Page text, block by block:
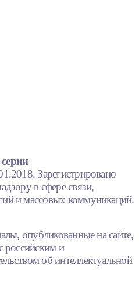
Зарегистрировано
в сфере связи,
и массовых коммуникаций.
опубликованные на сайте,
российским и
об интеллектуальной